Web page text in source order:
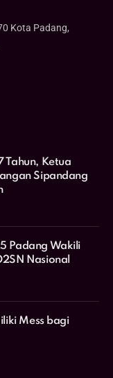
Kota Padang,
Tahun, Ketua
Sipandang
Padang Wakili
Nasional
Mess bagi